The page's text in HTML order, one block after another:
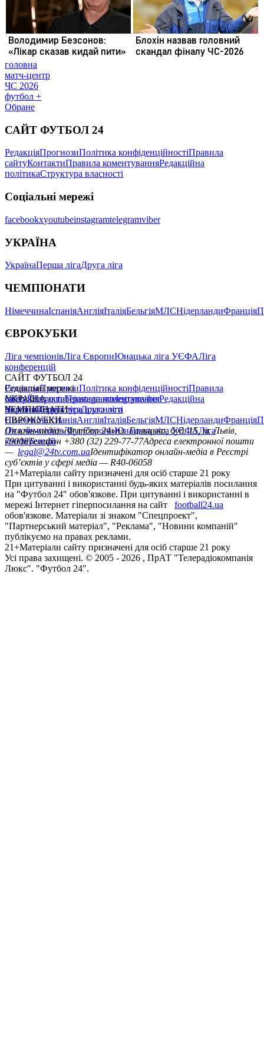
головна
матч-центр
ЧС 2026
футбол +
Обране
САЙТ ФУТБОЛ 24
РедакціяПрогнозиПолітика конфіденційностіПравила
сайтуКонтактиПравила коментуванняРедакційна
політикаСтруктура власності
Соціальні мережі
facebookxyoutubeinstagramtelegramviber
УКРАЇНА
УкраїнаПерша лігаДруга ліга
ЧЕМПІОНАТИ
НімеччинаІспаніяАнгліяІталіяБельгіяМЛСНідерландиФранція
ЄВРОКУБКИ
Ліга чемпіонівЛіга ЄвропиЮнацька ліга УЄФАЛіга
конференцій
САЙТ ФУТБОЛ 24
РедакціяПрогнозиПолітика конфіденційностіПравила
сайтуКонтактиПравила коментуванняРедакційна
політикаСтруктура власності
Соціальні мережі
facebookxyoutubeinstagramtelegramviber
УКРАЇНА
УкраїнаПерша лігаДруга ліга
ЧЕМПІОНАТИ
НімеччинаІспаніяАнгліяІталіяБельгіяМЛСНідерландиФранція
ЄВРОКУБКИ
Ліга чемпіонівЛіга ЄвропиЮнацька ліга УЄФАЛіга
конференцій
Онлайн-медіа «Футбол 24»пл. Галицька, буд. 15, м. Львів,
79008Телефон +380 (32) 229-77-77Адреса електронної пошти
— legal@24tv.com.uaІдентифікатор онлайн-медіа в Реєстрі
суб’єктів у сфері медіа — R40-06058
21+Матеріали сайту призначені для осіб старше 21 року
При цитуванні і використанні будь-яких матеріалів посилання
на "Футбол 24" обов'язкове. При цитуванні і використанні в
мережі Інтернет гіперпосилання на сайт
football24.ua
обов'язкове. Матеріали зі знаком "Спецпроект",
"Партнерський матеріал", "Реклама", "Новини компаній"
публікуємо на правах реклами.
21+Матеріали сайту призначені для осіб старше 21 року
Усi права захищенi. © 2005 - 2026 , ПрАТ "Телерадіокомпанія
Люкс". "Футбол 24".